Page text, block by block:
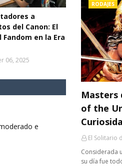
a
del Canon: El
Fandom en la Era
06, 2025
e
RODAJES
Masters
of the
El Solitario
Considerada
su día fue